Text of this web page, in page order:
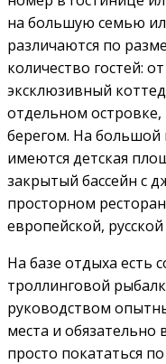
на большую семью
различаются по
количество гостей:
эксклюзивный
отдельном
берегом. На большой
имеются детская
закрытый бассейн с
просторном
европейской,
На базе отдыха есть
троллинговой
руководством
места и
просто покататься